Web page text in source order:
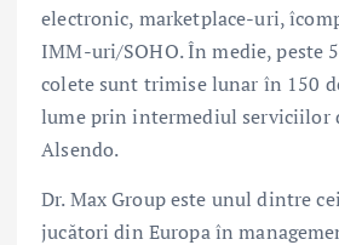
electronic, marketplace-uri,
IMM-uri/SOHO. În medie, peste
colete sunt trimise lunar în 150
lume prin intermediul serviciilor
Alsendo.
Dr. Max Group este unul dintre
jucători din Europa în